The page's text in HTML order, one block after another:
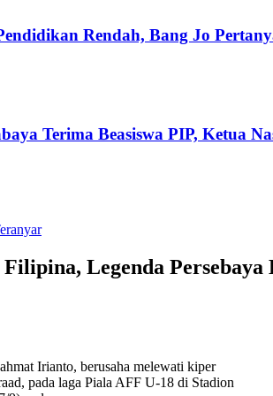
Rendah, Bang Jo
Terima Beasiswa PIP, Ketua
Filipina, Legenda
Irianto, berusaha melewati kiper
pada laga Piala AFF U-18 di Stadion